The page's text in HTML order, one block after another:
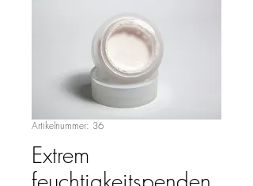
Artikelnummer: 36
Extrem